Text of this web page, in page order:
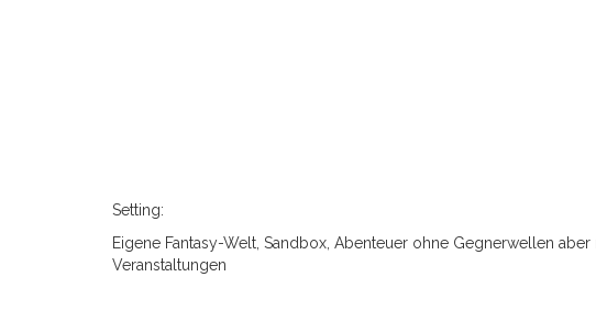
Setting:
Eigene Fantasy-Welt, Sandbox, Abenteuer ohne Gegnerwellen
Veranstaltungen